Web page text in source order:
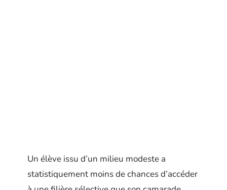
Un élève issu d’un milieu modeste a
statistiquement moins de chances d’accéder